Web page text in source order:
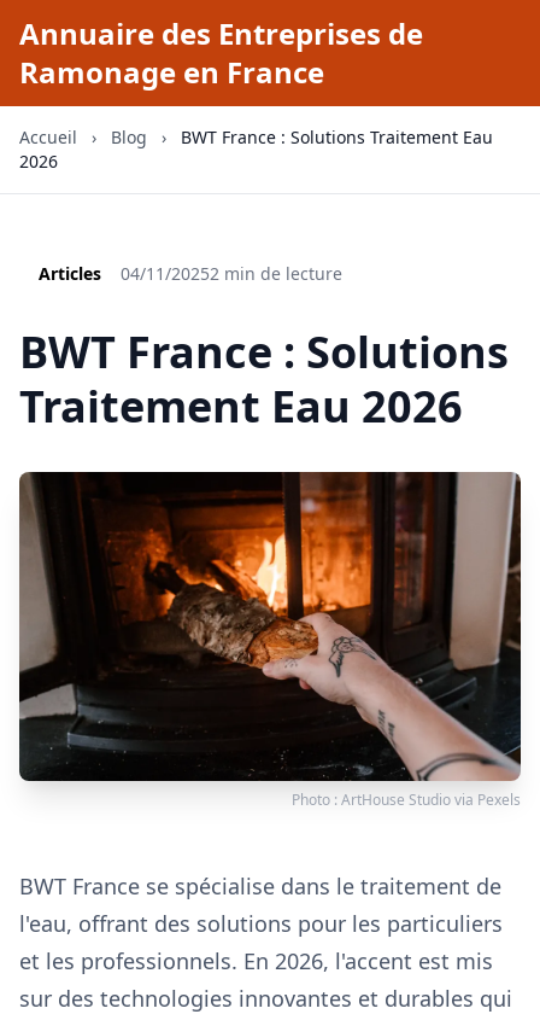
Annuaire des Entreprises de
Ramonage en France
Accueil › Blog ›
BWT France : Solutions Traitement Eau
2026
Articles 04/11/20252 min de lecture
BWT France : Solutions
Traitement Eau 2026
Photo :ArtHouse Studiovia Pexels
BWT France se spécialise dans le traitement de
l'eau, offrant des solutions pour les particuliers
et les professionnels. En 2026, l'accent est mis
sur des technologies innovantes et durables qui